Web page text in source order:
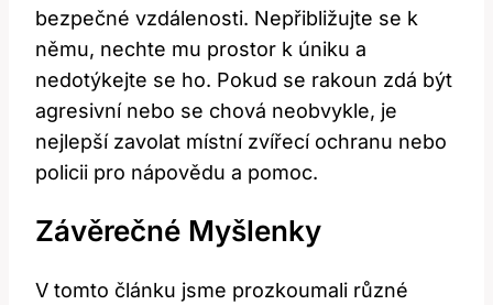
bezpečné vzdálenosti. Nepřibližujte se k
němu, nechte mu prostor k úniku a
nedotýkejte se ho. Pokud se rakoun zdá být
agresivní nebo se chová neobvykle, je
nejlepší zavolat místní zvířecí ochranu nebo
policii pro nápovědu a pomoc.
Závěrečné Myšlenky
V tomto článku jsme prozkoumali různé